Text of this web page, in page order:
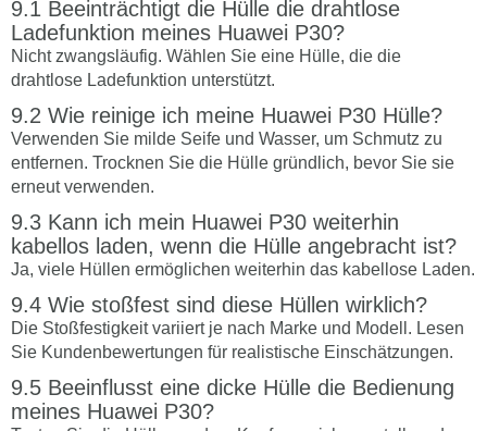
Beeinträchtigt die Hülle die drahtlose
Ladefunktion meines Huawei P30?
Nicht zwangsläufig. Wählen Sie eine Hülle, die die
drahtlose Ladefunktion unterstützt.
Wie reinige ich meine Huawei P30 Hülle?
Verwenden Sie milde Seife und Wasser, um Schmutz zu
entfernen. Trocknen Sie die Hülle gründlich, bevor Sie sie
erneut verwenden.
Kann ich mein Huawei P30 weiterhin
kabellos laden, wenn die Hülle angebracht ist?
Ja, viele Hüllen ermöglichen weiterhin das kabellose Laden.
Wie stoßfest sind diese Hüllen wirklich?
Die Stoßfestigkeit variiert je nach Marke und Modell. Lesen
Sie Kundenbewertungen für realistische Einschätzungen.
Beeinflusst eine dicke Hülle die Bedienung
meines Huawei P30?